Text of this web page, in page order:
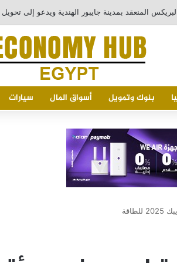
بنوك وتمويل أسواق المال سيارات